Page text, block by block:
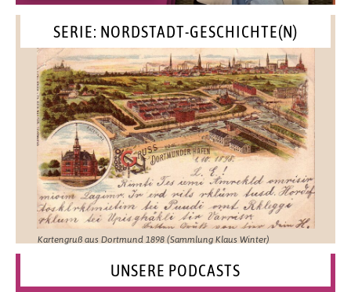
SERIE: NORDSTADT-GESCHICHTE(N)
Kartengruß aus Dortmund 1898 (Sammlung Klaus Winter)
UNSERE PODCASTS